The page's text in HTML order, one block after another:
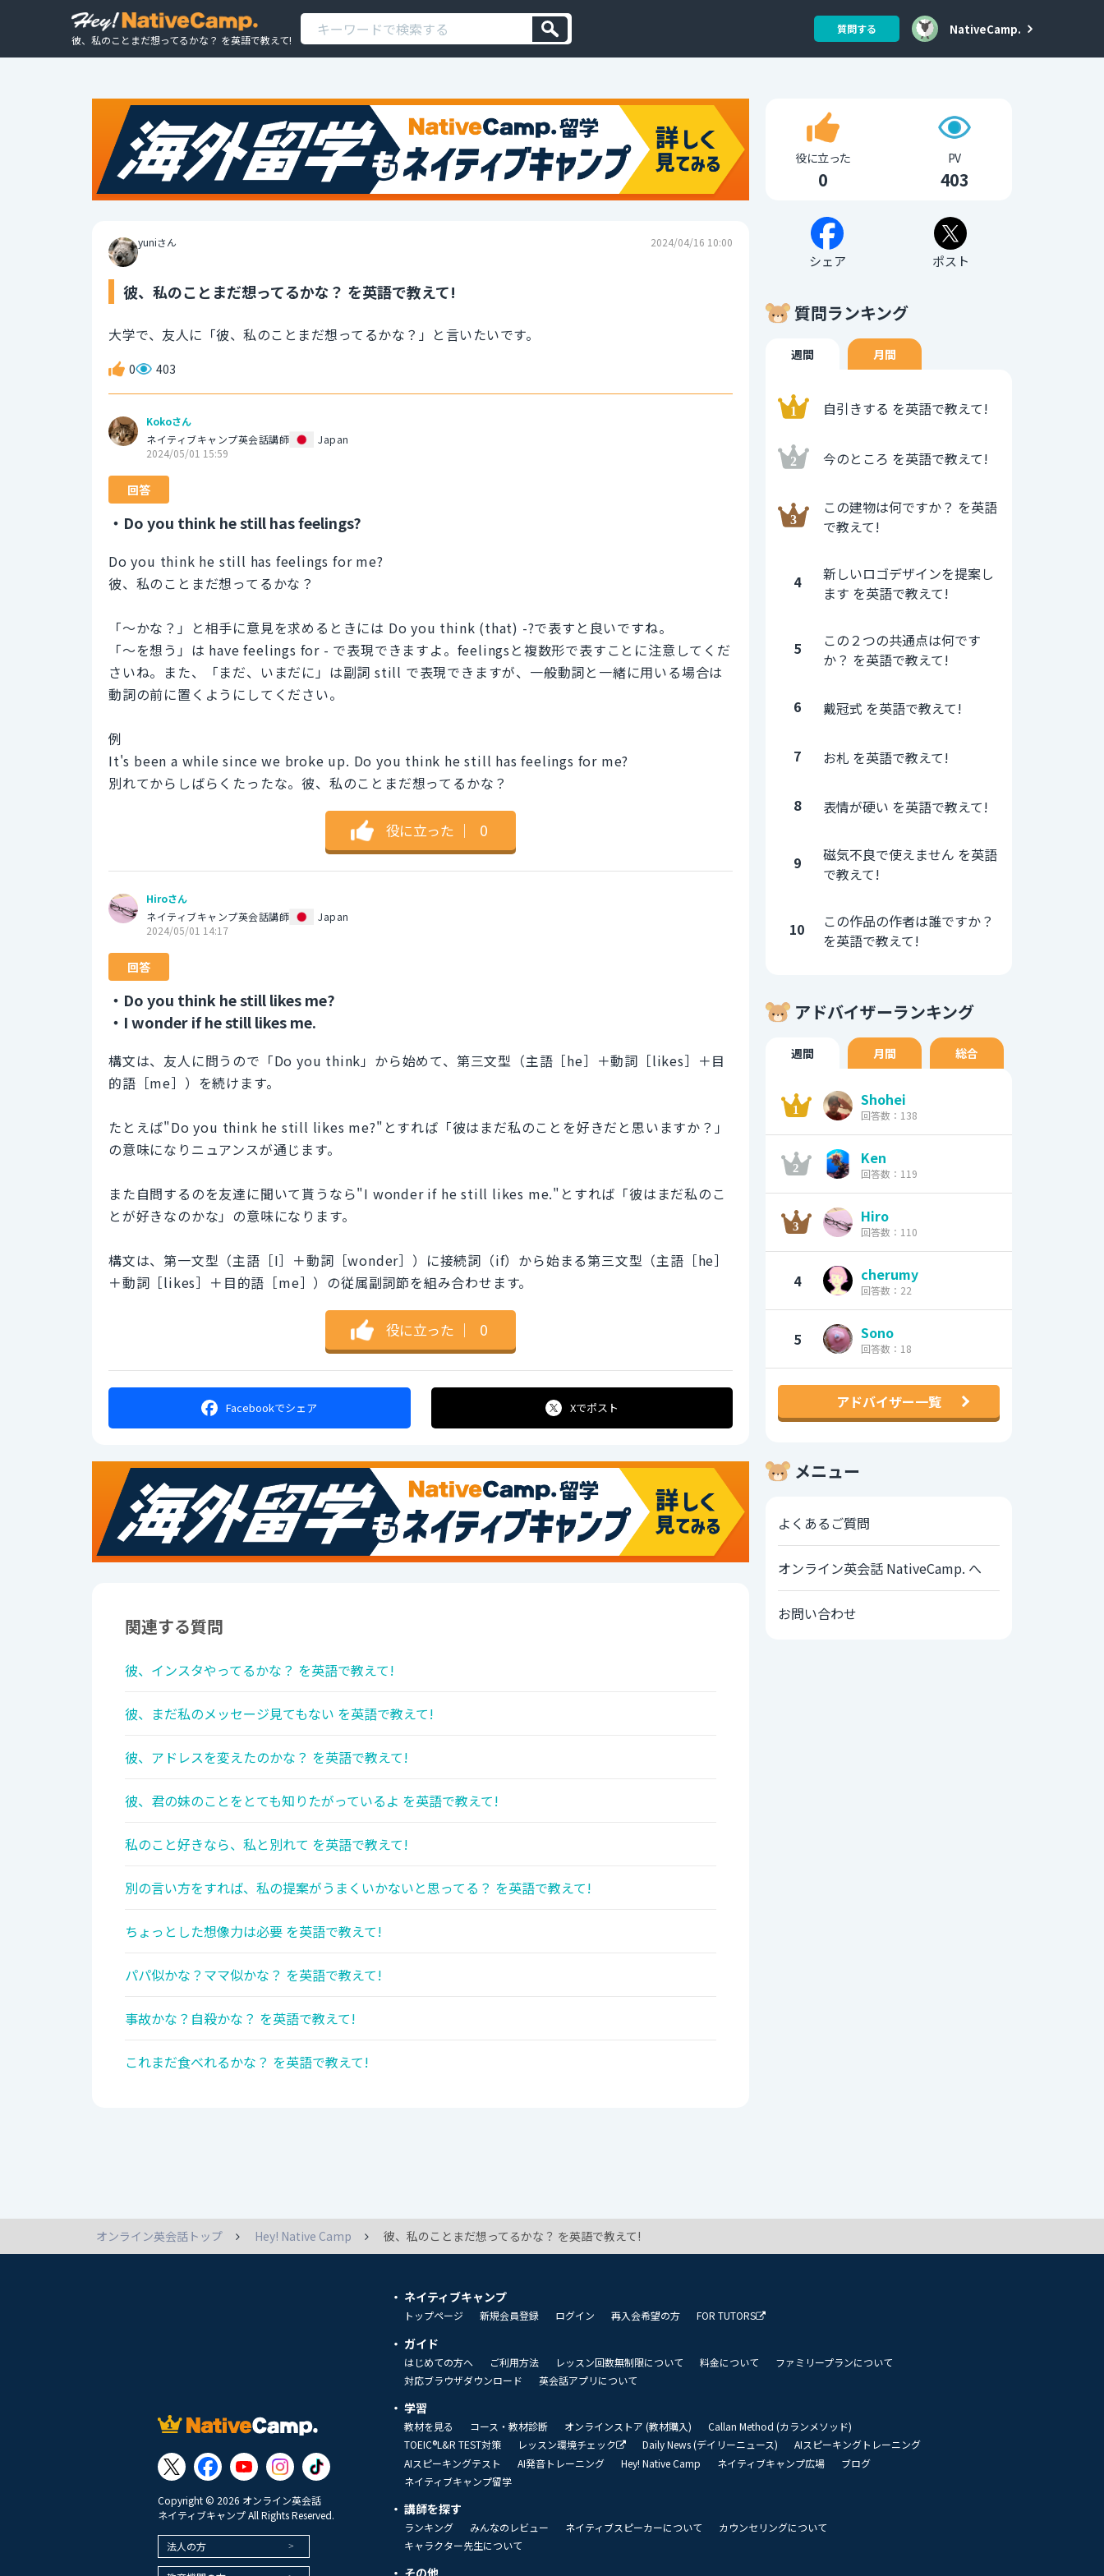
彼、私のことまだ想ってるかな？ を英語で教えて!
質問する NativeCamp.
yuniさん 2024/04/16 10:00
彼、私のことまだ想ってるかな？ を英語で教えて!
大学で、友人に「彼、私のことまだ想ってるかな？」と言いたいです。
0 403
Kokoさん
ネイティブキャンプ英会話講師
Japan
2024/05/01 15:59
回答
・Do you think he still has feelings?
Do you think he still has feelings for me?
彼、私のことまだ想ってるかな？
「〜かな？」と相手に意見を求めるときには Do you think (that) -?で表すと良いですね。
「〜を想う」は have feelings for - で表現できますよ。feelingsと複数形で表すことに注意してくだ
さいね。また、「まだ、いまだに」は副詞 still で表現できますが、一般動詞と一緒に用いる場合は
動詞の前に置くようにしてください。
例
It's been a while since we broke up. Do you think he still has feelings for me?
別れてからしばらくたったな。彼、私のことまだ想ってるかな？
役に立った ｜ 0
Hiroさん
ネイティブキャンプ英会話講師
Japan
2024/05/01 14:17
回答
・Do you think he still likes me?
・I wonder if he still likes me.
構文は、友人に問うので「Do you think」から始めて、第三文型（主語［he］＋動詞［likes］＋目
的語［me］）を続けます。
たとえば"Do you think he still likes me?"とすれば「彼はまだ私のことを好きだと思いますか？」
の意味になりニュアンスが通じます。
また自問するのを友達に聞いて貰うなら"I wonder if he still likes me."とすれば「彼はまだ私のこ
とが好きなのかな」の意味になります。
構文は、第一文型（主語［I］＋動詞［wonder］）に接続詞（if）から始まる第三文型（主語［he］
＋動詞［likes］＋目的語［me］）の従属副詞節を組み合わせます。
役に立った ｜ 0
Facebookでシェア Xでポスト
関連する質問
彼、インスタやってるかな？ を英語で教えて!
彼、まだ私のメッセージ見てもない を英語で教えて!
彼、アドレスを変えたのかな？ を英語で教えて!
彼、君の妹のことをとても知りたがっているよ を英語で教えて!
私のこと好きなら、私と別れて を英語で教えて!
別の言い方をすれば、私の提案がうまくいかないと思ってる？ を英語で教えて!
ちょっとした想像力は必要 を英語で教えて!
パパ似かな？ママ似かな？ を英語で教えて!
事故かな？自殺かな？ を英語で教えて!
これまだ食べれるかな？ を英語で教えて!
役に立った
0
PV
403
シェア ポスト
質問ランキング
週間 月間
自引きする を英語で教えて!
今のところ を英語で教えて!
この建物は何ですか？ を英語
で教えて!
4
新しいロゴデザインを提案し
ます を英語で教えて!
5
この２つの共通点は何です
か？ を英語で教えて!
6 戴冠式 を英語で教えて!
7 お札 を英語で教えて!
8 表情が硬い を英語で教えて!
9
磁気不良で使えません を英語
で教えて!
10
この作品の作者は誰ですか？
を英語で教えて!
アドバイザーランキング
週間 月間 総合
Shohei
回答数：138
Ken
回答数：119
Hiro
回答数：110
4 cherumy
回答数：22
5 Sono
回答数：18
アドバイザー一覧
メニュー
よくあるご質問
オンライン英会話 NativeCamp. へ
お問い合わせ
オンライン英会話トップ Hey! Native Camp 彼、私のことまだ想ってるかな？ を英語で教えて!
Copyright © 2026 オンライン英会話
ネイティブキャンプ All Rights Reserved.
法人の方
ネイティブキャンプ
トップページ 新規会員登録 ログイン 再入会希望の方 FOR TUTORS
ガイド
はじめての方へ ご利用方法 レッスン回数無制限について 料金について
ファミリープランについて
対応ブラウザダウンロード
英会話アプリについて
学習
教材を見る コース・教材診断 オンラインストア (教材購入)
Callan Method (カランメソッド)
TOEIC®L&R TEST対策
レッスン環境チェック Daily News (デイリーニュース)
AIスピーキングトレーニング
AIスピーキングテスト
AI発音トレーニング Hey! Native Camp ネイティブキャンプ広場
ブログ
ネイティブキャンプ留学
講師を探す
ランキング みんなのレビュー ネイティブスピーカーについて
カウンセリングについて
キャラクター先生について